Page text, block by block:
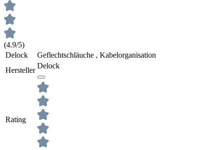
(4.9/5)
Delock
Geflechtschläuche , Kabelorganisation
Hersteller
Delock
Rating